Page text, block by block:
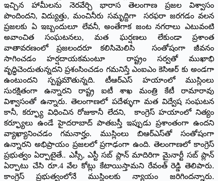
ఇచ్చిన హామీలను నెరవేర్చి భారాస తెలంగాణ ప్రజల విశ్వాసం
పొందిందని, విద్యుత్తు, మంచినీరు సమృద్దిగా సరఫరా జరగడం వలన
ప్రజలకు ఏ ఇబ్బందులూ లేవనీ, అంతేగాక జంట నగరాలు ఎటువంటి
అవాంచిత సంఘటనలు, మత ఘర్షణలు లేకుండా ప్రశాంత
వాతావరణంలో ప్రజలందరూ కలిసిమెలిసి సంతోషంగా జీవనం
సాగించడం హర్షదాయకమంటూ రాష్ట్రం సర్వతో ముఖాభి
వృద్ధిచెందుతున్నదని ప్రశంసించడం గమనిస్తే ఎంఐఎం కెసిఆర్‌ కు అండగా
ఉంటుందని స్పష్టమౌతున్నది. టీఆర్‌ఎస్‌ హయాంలో ముస్లింలు
సురక్షితంగా ఉన్నారని రాష్ట్ర ఐటీ శాఖ మంత్రి కేటీ రామారావు
విశ్వాసంతో ఉన్నారు. తెలంగాణలో పదేళ్ళుగా మత విద్వేష సంఘటన
కానీ, కర్ఫ్యూ విధించిన రోజుకానీ లేదని, కాంగ్రెస్‌ హయాంలో నిత్యం
కర్ఫ్యూలు ఉండే హైదరాబాద్‌ పాతబస్తీ ఇప్పుడు ప్రశాంతంగా ఉందని
వ్యాఖ్యానించడం గమనార్హం. ముస్లింలు బిఆర్‌ఎస్‌తో సంతోషంగా
ఉన్నారని అభిప్రాయం ప్రజలలో ప్రగాఢంగా ఉంది. తెలంగాణలో కాంగ్రెస్‌
ప్రభుత్వం ఏర్పాటైతే.. ఎస్సీ, ఎస్టీ సబ్‌ ప్లాన్‌ మాదిరిగా మైనార్టీ సబ్‌ ప్లాన్‌
ఏర్పాటు చేసి రూ.4 వేల కోట్లు కేటాయిస్తామని రేవంత్‌ రెడ్డి తెలిపారు.
కాంగ్రెస్‌ ప్రభుత్వంలోనే ముస్లింలకు న్యాయం జరిగిందన్నారు.